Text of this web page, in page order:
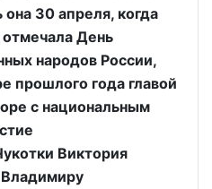
30 апреля, когда
День
народов России,
прошлого года главой
с национальным
Виктория
Владимиру